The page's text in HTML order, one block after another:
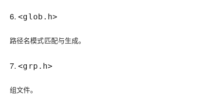
6.<glob.h>
路径名模式匹配与生成。
7.<grp.h>
组文件。